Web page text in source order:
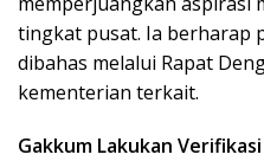
tingkat pusat. Ia berharap
dibahas melalui Rapat
kementerian terkait.
Gakkum Lakukan